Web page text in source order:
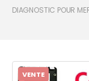
DIAGNOSTIC POUR
VENTE